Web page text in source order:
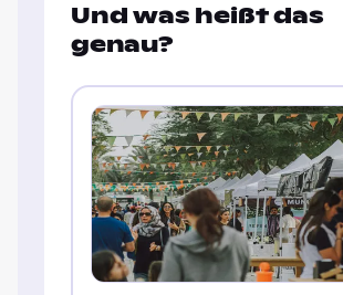
Und was heißt das
genau?